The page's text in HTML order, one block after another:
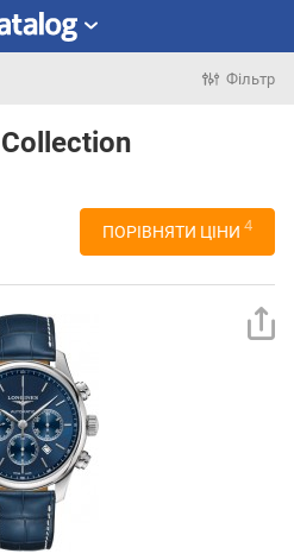
Фільтр
ПОРІВНЯТИ ЦІНИ 4